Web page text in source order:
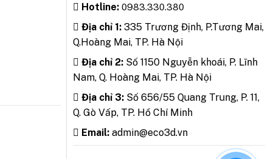
Hotline: 0983.330.380
Địa chỉ 1: 335 Trương Định, P.Tương Mai,
Q.Hoàng Mai, TP. Hà Nội
Địa chỉ 2: Số 1150 Nguyễn khoái, P. Lĩnh
Nam, Q. Hoàng Mai, TP. Hà Nội
Địa chỉ 3: Số 656/55 Quang Trung, P. 11,
Q. Gò Vấp, TP. Hồ Chí Minh
Email: admin@eco3d.vn